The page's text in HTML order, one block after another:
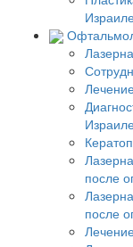
после
после